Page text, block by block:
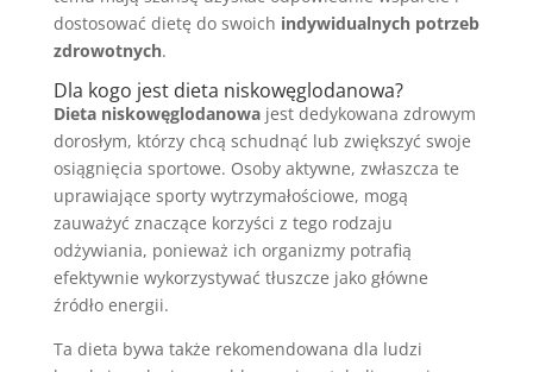
dostosować dietę do swoich indywidualnych potrzeb
zdrowotnych.
Dla kogo jest dieta niskowęglodanowa?
Dieta niskowęglodanowajest dedykowana zdrowym
dorosłym, którzy chcą schudnąć lub zwiększyć swoje
osiągnięcia sportowe. Osoby aktywne, zwłaszcza te
uprawiające sporty wytrzymałościowe, mogą
zauważyć znaczące korzyści z tego rodzaju
odżywiania, ponieważ ich organizmy potrafią
efektywnie wykorzystywać tłuszcze jako główne
źródło energii.
Ta dieta bywa także rekomendowana dla ludzi